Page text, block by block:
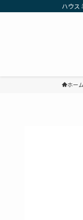
ハウス
ホーム